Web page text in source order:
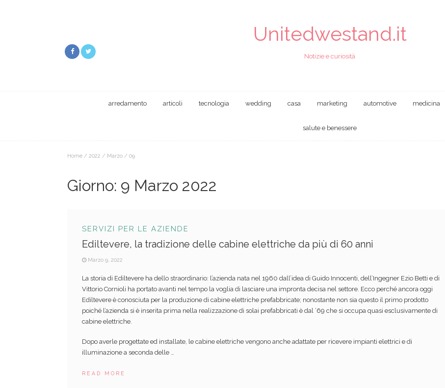
Unitedwestand.it
Notizie e curiosità
arredamento articoli tecnologia wedding casa marketing automotive medicina
salute e benessere
Home / 2022 / Marzo / 09
Giorno: 9 Marzo 2022
SERVIZI PER LE AZIENDE
Ediltevere, la tradizione delle cabine elettriche da più di 60 anni
Marzo 9, 2022
La storia di Ediltevere ha dello straordinario: l’azienda nata nel 1960 dall’idea di Guido Innocenti, dell’Ingegner Ezio Betti e di
Vittorio Cornioli ha portato avanti nel tempo la voglia di lasciare una impronta decisa nel settore. Ecco perché ancora oggi
Ediltevere è conosciuta per la produzione di cabine elettriche prefabbricate; nonostante non sia questo il primo prodotto
poiché l’azienda si è inserita prima nella realizzazione di solai prefabbricati è dal ’69 che si occupa quasi esclusivamente di
cabine elettriche.
Dopo averle progettate ed installate, le cabine elettriche vengono anche adattate per ricevere impianti elettrici e di
illuminazione a seconda delle …
READ MORE